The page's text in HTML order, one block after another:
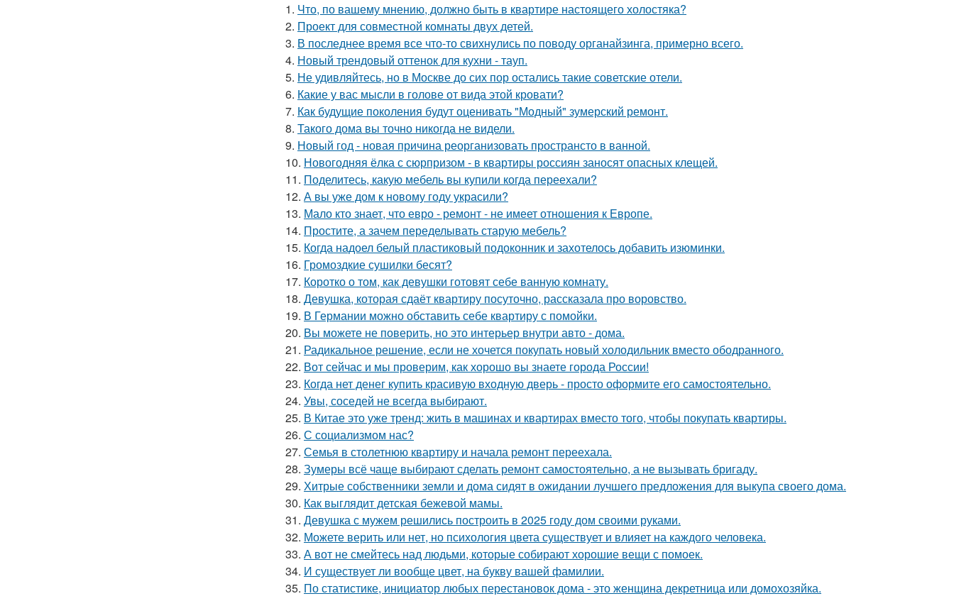
1. Что, по вашему мнению, должно быть в квартире настоящего холостяка?
2. Проект для совместной комнаты двух детей.
3. В последнее время все что-то свихнулись по поводу органайзинга, примерно всего.
4. Новый трендовый оттенок для кухни - тауп.
5. Не удивляйтесь, но в Москве до сих пор остались такие советские отели.
6. Какие у вас мысли в голове от вида этой кровати?
7. Как будущие поколения будут оценивать "Модный" зумерский ремонт.
8. Такого дома вы точно никогда не видели.
9. Новый год - новая причина реорганизовать пространсто в ванной.
10. Новогодняя ёлка с сюрпризом - в квартиры россиян заносят опасных клещей.
11. Поделитесь, какую мебель вы купили когда переехали?
12. А вы уже дом к новому году украсили?
13. Мало кто знает, что евро - ремонт - не имеет отношения к Европе.
14. Простите, а зачем переделывать старую мебель?
15. Когда надоел белый пластиковый подоконник и захотелось добавить изюминки.
16. Громоздкие сушилки бесят?
17. Коротко о том, как девушки готовят себе ванную комнату.
18. Девушка, которая сдаёт квартиру посуточно, рассказала про воровство.
19. В Германии можно обставить себе квартиру с помойки.
20. Вы можете не поверить, но это интерьер внутри авто - дома.
21. Радикальное решение, если не хочется покупать новый холодильник вместо ободранного.
22. Вот сейчас и мы проверим, как хорошо вы знаете города России!
23. Когда нет денег купить красивую входную дверь - просто оформите его самостоятельно.
24. Увы, соседей не всегда выбирают.
25. В Китае это уже тренд: жить в машинах и квартирах вместо того, чтобы покупать квартиры.
26. С социализмом нас?
27. Семья в столетнюю квартиру и начала ремонт переехала.
28. Зумеры всё чаще выбирают сделать ремонт самостоятельно, а не вызывать бригаду.
29. Хитрые собственники земли и дома сидят в ожидании лучшего предложения для выкупа своего дома.
30. Как выглядит детская бежевой мамы.
31. Девушка с мужем решились построить в 2025 году дом своими руками.
32. Можете верить или нет, но психология цвета существует и влияет на каждого человека.
33. А вот не смейтесь над людьми, которые собирают хорошие вещи с помоек.
34. И существует ли вообще цвет, на букву вашей фамилии.
35. По статистике, инициатор любых перестановок дома - это женщина декретница или домохозяйка.